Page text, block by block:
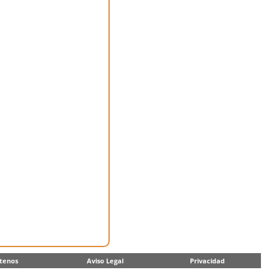
Aviso Legal Privacidad